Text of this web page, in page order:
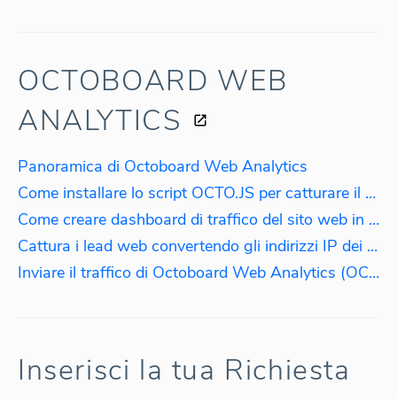
OCTOBOARD WEB
ANALYTICS
Panoramica di Octoboard Web Analytics
Come installare lo script OCTO.JS per catturare il traffico web
Come creare dashboard di traffico del sito web in tempo reale utilizzando lo script OCTO.JS
Cattura i lead web convertendo gli indirizzi IP dei visitatori in nomi di aziende.
Inviare il traffico di Octoboard Web Analytics (OCTO.JS) a PPC Data Analytics
Inserisci la tua Richiesta